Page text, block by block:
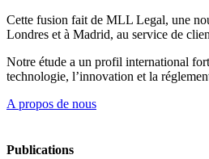
Cette fusion fait de MLL Legal, une
Londres et à Madrid, au service de
Notre étude a un profil international
technologie, l’innovation et la
A propos de nous
Publications